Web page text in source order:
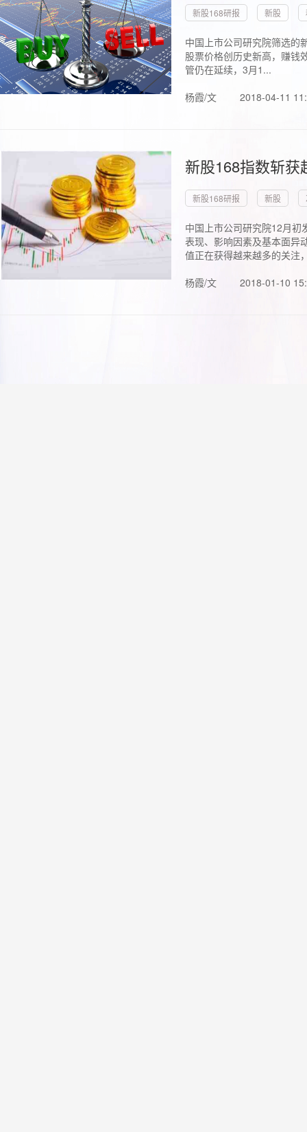
新股168研报 新股
中国上市公司研究院筛选的
股票价格创历史新高，赚钱
管仍在延续，3月1...
杨霞/文
2018-04-11
新股168指数斩
新股168研报 新股
中国上市公司研究院12月初
表现、影响因素及基本面异
值正在获得越来越多的关注
杨霞/文
2018-01-10